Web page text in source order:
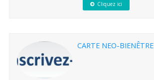
Cliquez ici
CARTE NEO-BIENÊTRE